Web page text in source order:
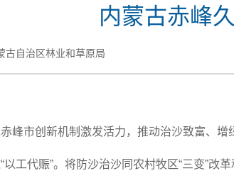
内蒙古赤峰
自治区林业和草原局
峰市创新机制激发活力，推动治沙致富、增
以工代赈”。将防沙治沙同农村牧区“三变”改